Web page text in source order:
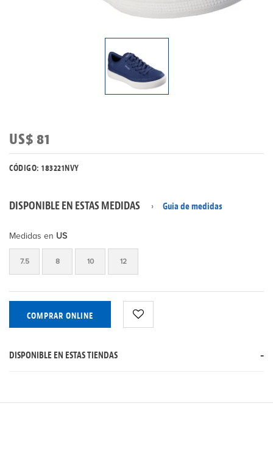
US$ 81
CÓDIGO: 183221NVY
DISPONIBLE EN ESTAS MEDIDAS Guia de medidas
Medidas en US
7.5 8 10 12
COMPRAR ONLINE
DISPONIBLE EN ESTAS TIENDAS